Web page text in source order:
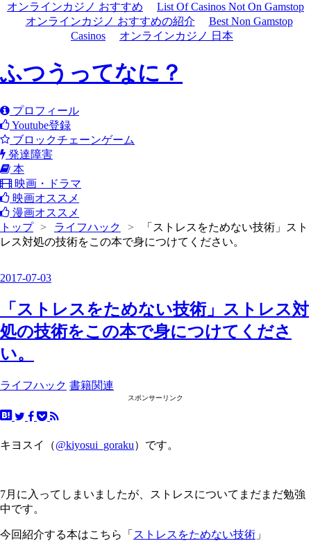
オンラインカジノ おすすめ
List Of Casinos Not On Gamstop
オンラインカジノ おすすめの紹介
Best Non Gamstop
Casinos
オンラインカジノ 日本
ふつうってなに？
プロフィール
Youtube登録
ブロックチェーンゲーム
発達障害
本
映画・ドラマ
映画オススメ
漫画オススメ
トップ
> ライフハック >
「ストレスをためない技術」スト
レス対処の技術をこの本で身につけてください。
2017-07-03
「ストレスをためない技術」ストレス対
処の技術をこの本で身につけてくださ
い。
ライフハック 書籍関連
スポンサーリンク
キヨスイ（@kiyosui_goraku）です。
7月に入ってしまいましたが、ストレスについてまだまだ勉強
中です。
今回紹介する本はこちら「 ストレスをためない技術 」